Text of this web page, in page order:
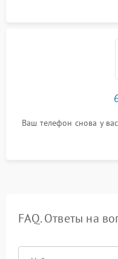
Ваш телефон снова у
FAQ. Ответы на